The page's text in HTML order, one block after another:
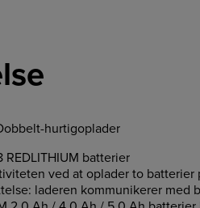
hurtigoplader
REDLITHIUM batterier
ved at oplader to batterier
laderen kommunikerer